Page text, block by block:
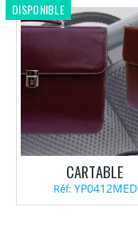
CARTABLE
Réf:YP0412MED
DISPONIBLE